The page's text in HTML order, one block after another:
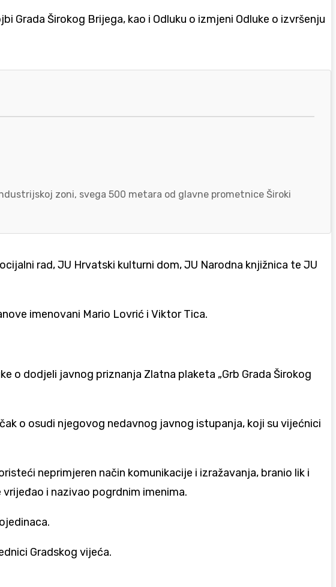
Širokog Brijega, kao i Odluku o izmjeni Odluke o izvršenju
zoni, svega 500 metara od glavne prometnice Široki
rad, JU Hrvatski kulturni dom, JU Narodna knjižnica te JU
imenovani Mario Lovrić i Viktor Tica.
o dodjeli javnog priznanja Zlatna plaketa „Grb Grada Širokog
o osudi njegovog nedavnog javnog istupanja, koji su vijećnici
neprimjeren način komunikacije i izražavanja, branio lik i
i nazivao pogrdnim imenima.
Gradskog vijeća.